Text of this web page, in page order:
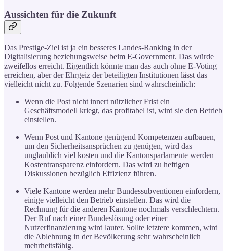
Aussichten für die Zukunft
Das Prestige-Ziel ist ja ein besseres Landes-Ranking in der
Digitalisierung beziehungsweise beim E-Government. Das würde
zweifellos erreicht. Eigentlich könnte man das auch ohne E-Voting
erreichen, aber der Ehrgeiz der beteiligten Institutionen lässt das
vielleicht nicht zu. Folgende Szenarien sind wahrscheinlich:
Wenn die Post nicht innert nützlicher Frist ein
Geschäftsmodell kriegt, das profitabel ist, wird sie den Betrieb
einstellen.
Wenn Post und Kantone genügend Kompetenzen aufbauen,
um den Sicherheitsansprüchen zu genügen, wird das
unglaublich viel kosten und die Kantonsparlamente werden
Kostentransparenz einfordern. Das wird zu heftigen
Diskussionen bezüglich Effizienz führen.
Viele Kantone werden mehr Bundessubventionen einfordern,
einige vielleicht den Betrieb einstellen. Das wird die
Rechnung für die anderen Kantone nochmals verschlechtern.
Der Ruf nach einer Bundeslösung oder einer
Nutzerfinanzierung wird lauter. Sollte letztere kommen, wird
die Ablehnung in der Bevölkerung sehr wahrscheinlich
mehrheitsfähig.